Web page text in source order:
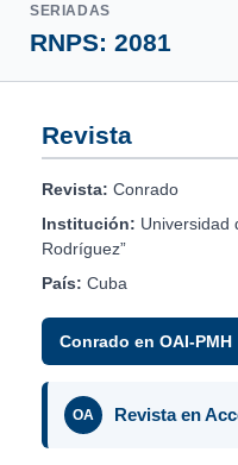
SERIADAS
RNPS: 2081
Revista
Revista: Conrado
Institución: Universidad
Rodríguez”
País: Cuba
Conrado en OAI-PMH
OA Revista en